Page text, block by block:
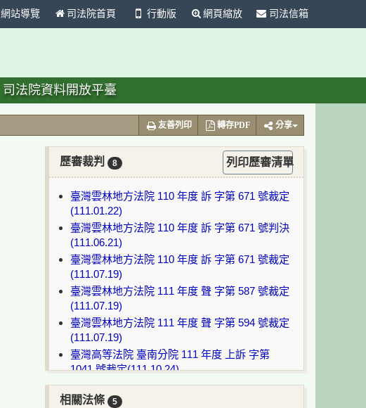
網站導覽 司法院首頁 行動版 網頁縮放 司法信箱
司法院資料開放平臺
友善列印 轉存PDF 分享
歷審裁判 8 列印歷審清單
臺灣雲林地方法院 110 年度 訴 字第 671 號裁定
(111.01.22)
臺灣雲林地方法院 110 年度 訴 字第 671 號判決
(111.06.21)
臺灣雲林地方法院 110 年度 訴 字第 671 號裁定
(111.07.19)
臺灣雲林地方法院 111 年度 聲 字第 587 號裁定
(111.07.19)
臺灣雲林地方法院 111 年度 聲 字第 594 號裁定
(111.07.19)
臺灣高等法院 臺南分院 111 年度 上訴 字第
1041 號裁定(111.10.24)
臺灣高等法院 臺南分院 111 年度 上訴 字第
1041 號判決(112.04.11)
相關法條 5